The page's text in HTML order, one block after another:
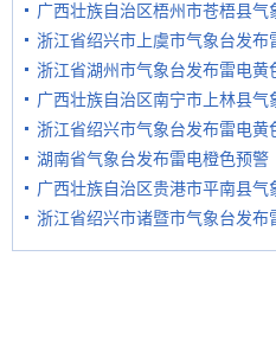
广西壮族自治区梧州市苍梧县
浙江省绍兴市上虞市气象台发布
浙江省湖州市气象台发布雷电黄
广西壮族自治区南宁市上林县
浙江省绍兴市气象台发布雷电黄
湖南省气象台发布雷电橙色预警
广西壮族自治区贵港市平南县
浙江省绍兴市诸暨市气象台发布